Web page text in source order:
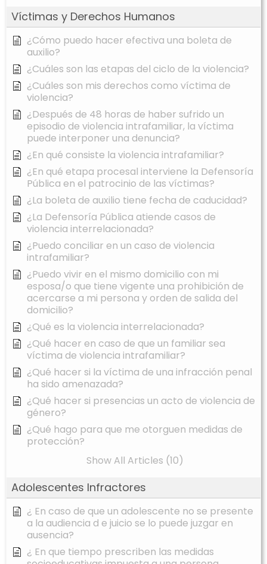
Víctimas y Derechos Humanos
¿Cómo puedo hacer efectiva una boleta de
auxilio?
¿Cuáles son las etapas del ciclo de la violencia?
¿Cuáles son mis derechos como víctima de
violencia?
¿Después de 48 horas de haber sufrido un
episodio de violencia intrafamiliar, la víctima
puede interponer una denuncia?
¿En qué consiste la violencia intrafamiliar?
¿En qué etapa procesal interviene la Defensoría
Pública en el patrocinio de las víctimas?
¿La boleta de auxilio tiene fecha de caducidad?
¿La Defensoría Pública atiende casos de
violencia interrelacionada?
¿Puedo conciliar en un caso de violencia
intrafamiliar?
¿Puedo vivir en el mismo domicilio con mi
esposa/o que tiene vigente una prohibición de
acercarse a mi persona y orden de salida del
domicilio?
¿Qué es la violencia interrelacionada?
¿Qué hacer en caso de que un familiar sea
víctima de violencia intrafamiliar?
¿Qué hacer si la víctima de una infracción penal
ha sido amenazada?
¿Qué hacer si presencias un acto de violencia de
género?
¿Qué hago para que me otorguen medidas de
protección?
Show All Articles (10)
Adolescentes Infractores
¿ En caso de que un adolescente no se presente
a la audiencia d e juicio se lo puede juzgar en
ausencia?
¿ En que tiempo prescriben las medidas